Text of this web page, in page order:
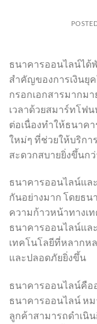
ธนาคารออนไลน์ได้
สำคัญของการเงินยุ
กรอกเอกสารมากม
เวลาด้วยสมาร์ทโฟ
ต่อเนื่องทำให้ธนาค
ใหม่ๆ ที่ช่วยให้บริกา
สะดวกสบายยิ่งขึ้นกว่
ธนาคารออนไลน์แล
กันอย่างมาก โดยธ
ความก้าวหน้าทางเท
ธนาคารออนไลน์แล
เทคโนโลยีที่หลากห
และปลอดภัยยิ่งขึ้น
ธนาคารออนไลน์คือ
ธนาคารออนไลน์ หม
ลูกค้าสามารถดำเนิ